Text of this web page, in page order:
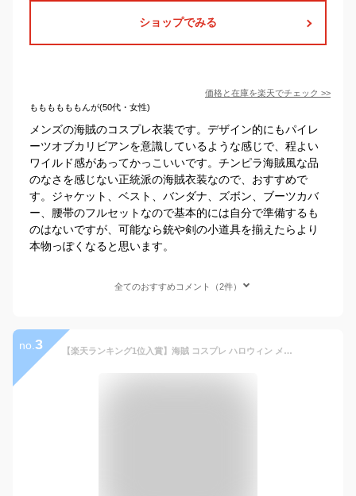
ショップでみる
価格と在庫を楽天でチェック >>
ももももももんが(50代・女性)
メンズの海賊のコスプレ衣装です。デザイン的にもパイレ
ーツオブカリビアンを意識しているような感じで、程よい
ワイルド感があってかっこいいです。チンピラ海賊風な品
のなさを感じない正統派の海賊衣装なので、おすすめで
す。ジャケット、ベスト、バンダナ、ズボン、ブーツカバ
ー、腰帯のフルセットなので基本的には自分で準備するも
のはないですが、可能なら銃や剣の小道具を揃えたらより
本物っぽくなると思います。
全てのおすすめコメント（2件）
no. 3 【楽天ランキング1位入賞】海賊 コスプレ ハロウィン メンズ 5点セット 仮装 ストライプパンツ フリーサイズ